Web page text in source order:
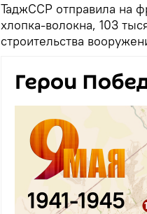
ТаджССР отправила на
хлопка-волокна, 103
строительства